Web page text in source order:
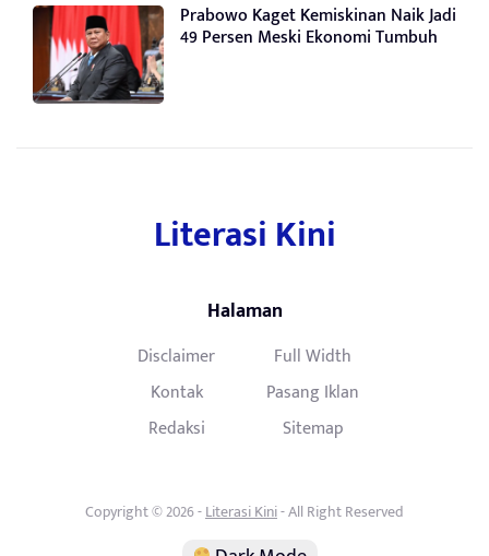
Prabowo Kaget Kemiskinan Naik Jadi
49 Persen Meski Ekonomi Tumbuh
Literasi Kini
Halaman
Disclaimer
Full Width
Kontak
Pasang Iklan
Redaksi
Sitemap
Copyright © 2026 -Literasi Kini- All Right Reserved